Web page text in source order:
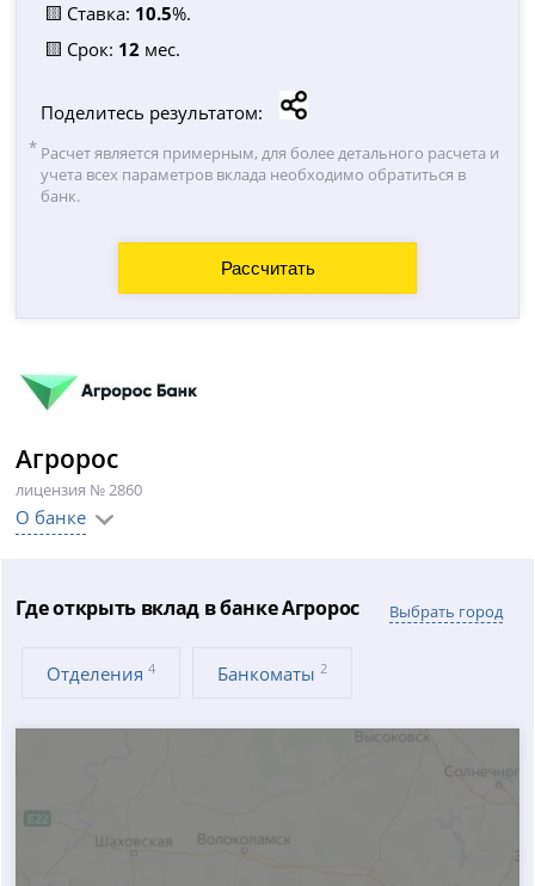
🟨 Ставка: 10.5%.
🟨 Срок: 12 мес.
Поделитесь результатом:
Расчет является примерным, для более детального расчета и
учета всех параметров вклада необходимо обратиться в
банк.
Агророс
лицензия № 2860
О банке
Где открыть вклад в банке Агророс Выбрать город
Отделения4 Банкоматы2